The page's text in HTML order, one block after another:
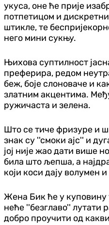
укуса, оне ће прије
потпетицом и
штикле, те
него мини сукњу.
Њихова суптилност
преферира, редом
беж, боје слоноваче и
златним акцентима.
ружичаста и зелена.
Што се тиче фризуре и
знак су ''смоки ајс'' и
јој није жао дати више
била што љепша, а
који коси дају волумен
Жена Бик ће у куповину
неће ''безглаво'' лутати
добро проучити од